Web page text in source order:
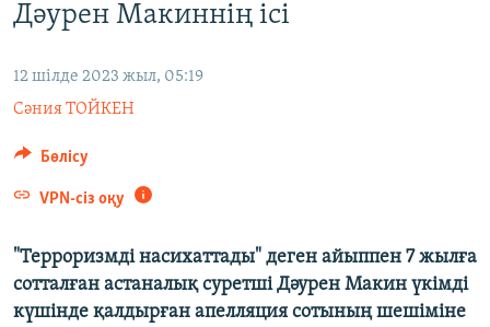
Басқа тілдерде
Дәурен Макиннің ісі
12 шілде 2023 жыл, 05:19
Сәния ТОЙКЕН
Бөлісу
VPN-сіз оқу
"Терроризмді насихаттады" деген айыппен 7 жылға
сотталған астаналық суретші Дәурен Макин үкімді
күшінде қалдырған апелляция сотының шешіміне